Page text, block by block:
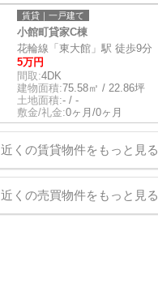
賃貸｜一戸建て
小館町貸家C棟
花輪線「東大館」駅 徒歩9分
5万円
間取:4DK
建物面積:75.58㎡ / 22.86坪
土地面積:- / -
敷金/礼金:0ヶ月/0ヶ月
近くの賃貸物件をもっと見る
近くの売買物件をもっと見る